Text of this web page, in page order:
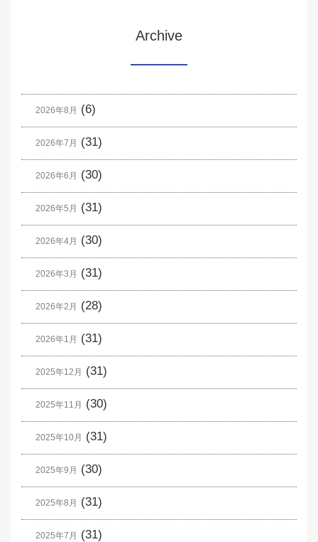
Archive
2026年8月 (6)
2026年7月 (31)
2026年6月 (30)
2026年5月 (31)
2026年4月 (30)
2026年3月 (31)
2026年2月 (28)
2026年1月 (31)
2025年12月 (31)
2025年11月 (30)
2025年10月 (31)
2025年9月 (30)
2025年8月 (31)
2025年7月 (31)